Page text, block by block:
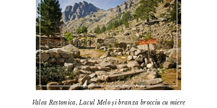
Valea Restonica, Lacul Melo și branza brocciu cu miere